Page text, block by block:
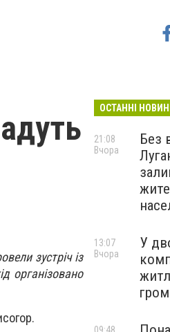
зустріч із
організовано
ОСТАННІ
Без
21:08
Вчора
У
13:07
Вчора